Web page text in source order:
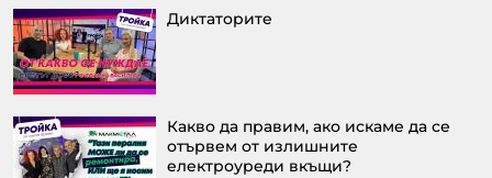
Диктаторите
Какво да правим, ако искаме да се
отървем от излишните
електроуреди вкъщи?